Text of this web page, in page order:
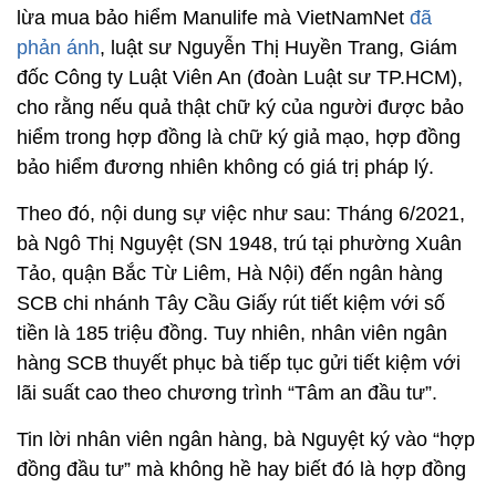
lừa mua bảo hiểm Manulife mà VietNamNet đã
phản ánh, luật sư Nguyễn Thị Huyền Trang, Giám
đốc Công ty Luật Viên An (đoàn Luật sư TP.HCM),
cho rằng nếu quả thật chữ ký của người được bảo
hiểm trong hợp đồng là chữ ký giả mạo, hợp đồng
bảo hiểm đương nhiên không có giá trị pháp lý.
Theo đó, nội dung sự việc như sau: Tháng 6/2021,
bà Ngô Thị Nguyệt (SN 1948, trú tại phường Xuân
Tảo, quận Bắc Từ Liêm, Hà Nội) đến ngân hàng
SCB chi nhánh Tây Cầu Giấy rút tiết kiệm với số
tiền là 185 triệu đồng. Tuy nhiên, nhân viên ngân
hàng SCB thuyết phục bà tiếp tục gửi tiết kiệm với
lãi suất cao theo chương trình “Tâm an đầu tư”.
Tin lời nhân viên ngân hàng, bà Nguyệt ký vào “hợp
đồng đầu tư” mà không hề hay biết đó là hợp đồng